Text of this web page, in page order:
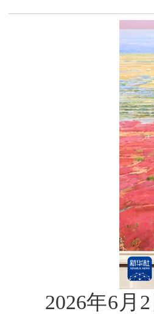
2026年6月